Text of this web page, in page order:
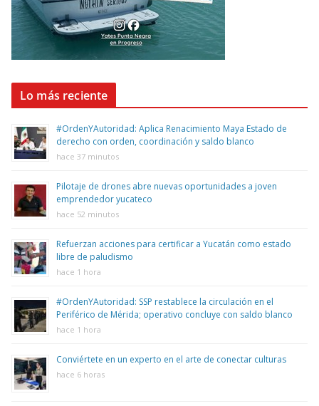
Lo más reciente
#OrdenYAutoridad: Aplica Renacimiento Maya Estado de
derecho con orden, coordinación y saldo blanco
hace 37 minutos
Pilotaje de drones abre nuevas oportunidades a joven
emprendedor yucateco
hace 52 minutos
Refuerzan acciones para certificar a Yucatán como estado
libre de paludismo
hace 1 hora
#OrdenYAutoridad: SSP restablece la circulación en el
Periférico de Mérida; operativo concluye con saldo blanco
hace 1 hora
Conviértete en un experto en el arte de conectar culturas
hace 6 horas